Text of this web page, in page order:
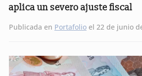
aplica un severo ajuste fiscal
Publicada en Portafolioel 22 de junio